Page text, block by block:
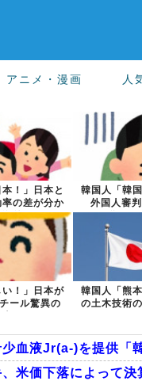
アニメ・漫画 人
！」日本と
率の差が分か
海外...
韓国人「韓
外国人審
道・
！」日本が
ール驚異の
韓国人「熊
の土木技術
血液Jr(a-)を提供「
米価下落によって